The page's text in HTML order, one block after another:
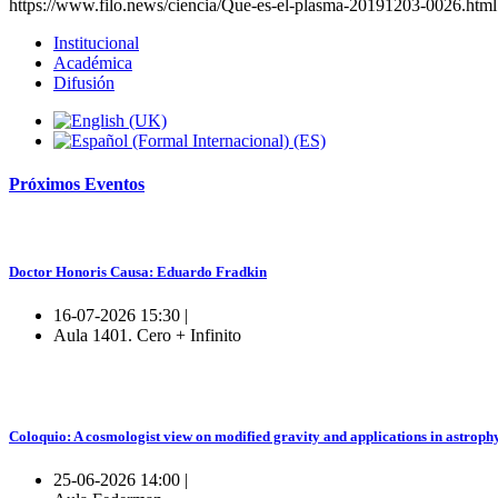
https://www.filo.news/ciencia/Que-es-el-plasma-20191203-0026.html
Institucional
Académica
Difusión
Próximos Eventos
Doctor Honoris Causa: Eduardo Fradkin
16-07-2026 15:30 |
Aula 1401. Cero + Infinito
Coloquio: A cosmologist view on modified gravity and applications in
25-06-2026 14:00 |